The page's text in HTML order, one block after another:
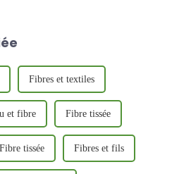
Fibres et textiles
et fibre Fibre tissée
Fibre tissée Fibres et fils